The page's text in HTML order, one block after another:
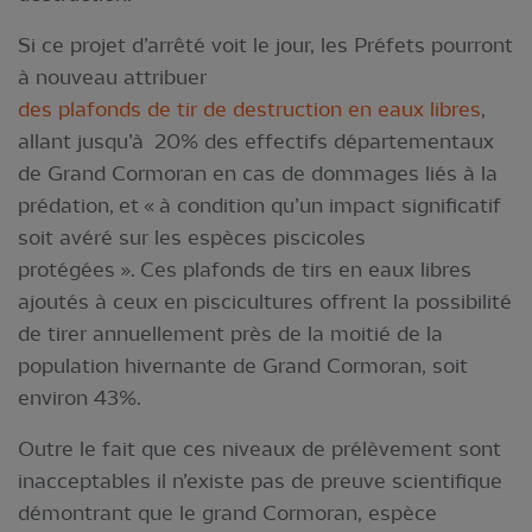
Si ce projet d’arrêté voit le jour, les Préfets pourront
à nouveau attribuer
des plafonds de tir de destruction en eaux libres,
allant jusqu’à 20% des effectifs départementaux
de Grand Cormoran en cas de dommages liés à la
prédation, et « à condition qu’un impact significatif
soit avéré sur les espèces piscicoles
protégées ». Ces plafonds de tirs en eaux libres
ajoutés à ceux en piscicultures offrent la possibilité
de tirer annuellement près de la moitié de la
population hivernante de Grand Cormoran, soit
environ 43%.
Outre le fait que ces niveaux de prélèvement sont
inacceptables il n’existe pas de preuve scientifique
démontrant que le grand Cormoran, espèce